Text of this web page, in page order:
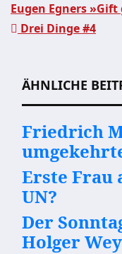
Eugen Egners
Drei Dinge #4
ÄHNLICHE
Friedrich
Erste Frau
UN?
Der
Holger